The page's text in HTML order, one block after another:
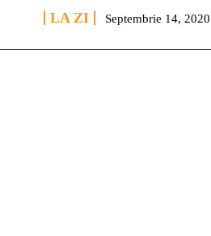
LA ZI Septembrie 14, 2020